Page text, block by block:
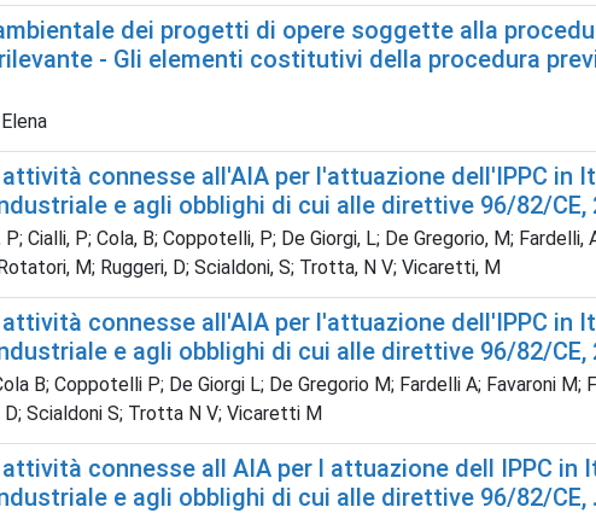
dei progetti di opere soggette alla
- Gli elementi costitutivi della procedura
connesse all'AIA per l'attuazione dell'IPPC
e agli obblighi di cui alle direttive 96/82/CE,
Cialli, P; Cola, B; Coppotelli, P; De Giorgi, L; De Gregorio, M; Fardelli,
M; Ruggeri, D; Scialdoni, S; Trotta, N V; Vicaretti, M
connesse all'AIA per l'attuazione dell'IPPC
e agli obblighi di cui alle direttive 96/82/CE,
B; Coppotelli P; De Giorgi L; De Gregorio M; Fardelli A; Favaroni
Scialdoni S; Trotta N V; Vicaretti M
connesse all AIA per l attuazione dell IPPC
e agli obblighi di cui alle direttive 96/82/CE,